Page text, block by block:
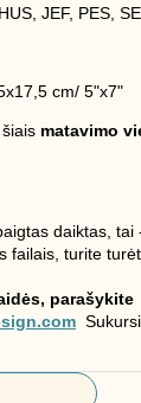
JEF, PES,
cm/ 5"x7"
matavimo
daiktas, tai
failais, turite
parašykite